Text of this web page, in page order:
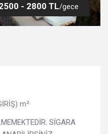
- 2800 TL/gece
m²
SİGARA